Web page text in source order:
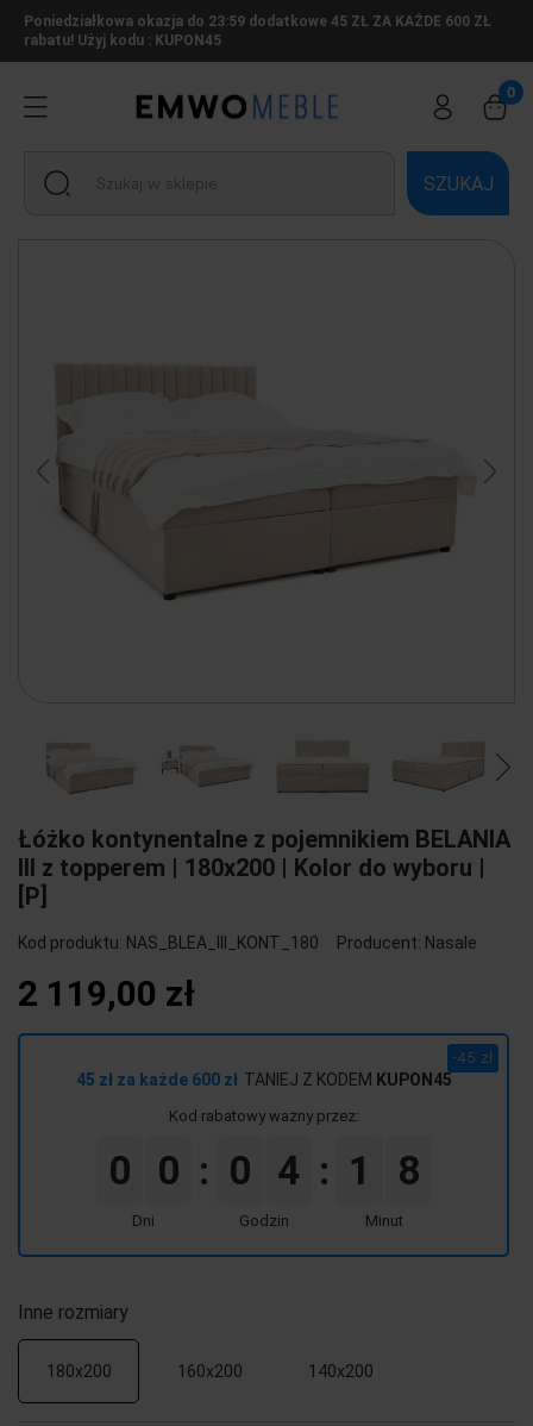
Poniedziałkowa okazja do 23:59 dodatkowe 45 ZŁ ZA KAŻDE 600 ZŁ
rabatu! Użyj kodu : KUPON45
SZUKAJ
Łóżko kontynentalne z pojemnikiem BELANIA
III z topperem | 180x200 | Kolor do wyboru |
[P]
Kod produktu: NAS_BLEA_III_KONT_180 Producent: Nasale
2 119,00 zł
45 zł za każde 600 zł TANIEJ Z KODEM KUPON45
Kod rabatowy ważny przez:
-45 zł
0 0
Dni
: 0 4
Godzin
: 1 8
Minut
Inne rozmiary
180x200 160x200 140x200